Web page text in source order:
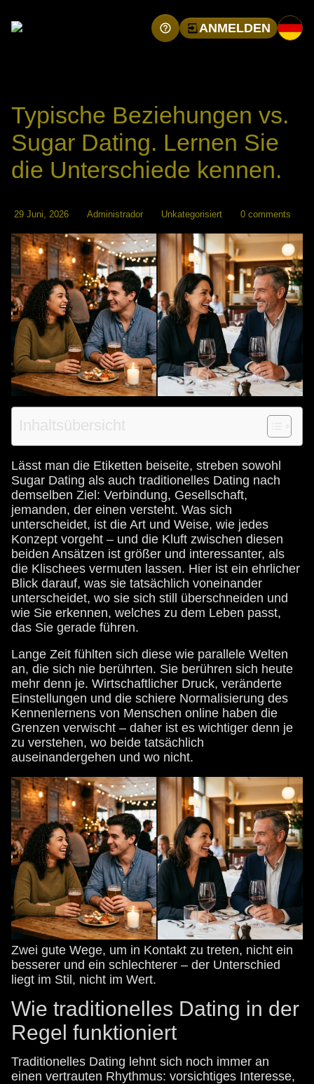
ANMELDEN
Typische Beziehungen vs.
Sugar Dating. Lernen Sie
die Unterschiede kennen.
29 Juni, 2026 Administrador Unkategorisiert 0 comments
Inhaltsübersicht
Lässt man die Etiketten beiseite, streben sowohl
Sugar Dating als auch traditionelles Dating nach
demselben Ziel: Verbindung, Gesellschaft,
jemanden, der einen versteht. Was sich
unterscheidet, ist die Art und Weise, wie jedes
Konzept vorgeht – und die Kluft zwischen diesen
beiden Ansätzen ist größer und interessanter, als
die Klischees vermuten lassen. Hier ist ein ehrlicher
Blick darauf, was sie tatsächlich voneinander
unterscheidet, wo sie sich still überschneiden und
wie Sie erkennen, welches zu dem Leben passt,
das Sie gerade führen.
Lange Zeit fühlten sich diese wie parallele Welten
an, die sich nie berührten. Sie berühren sich heute
mehr denn je. Wirtschaftlicher Druck, veränderte
Einstellungen und die schiere Normalisierung des
Kennenlernens von Menschen online haben die
Grenzen verwischt – daher ist es wichtiger denn je
zu verstehen, wo beide tatsächlich
auseinandergehen und wo nicht.
Zwei gute Wege, um in Kontakt zu treten, nicht ein
besserer und ein schlechterer – der Unterschied
liegt im Stil, nicht im Wert.
Wie traditionelles Dating in der
Regel funktioniert
Traditionelles Dating lehnt sich noch immer an
einen vertrauten Rhythmus: vorsichtiges Interesse,